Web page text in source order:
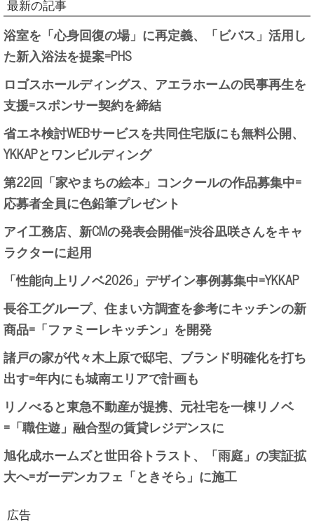
最新の記事
浴室を「心身回復の場」に再定義、「ビバス」活用し
た新入浴法を提案=PHS
ロゴスホールディングス、アエラホームの民事再生を
支援=スポンサー契約を締結
省エネ検討WEBサービスを共同住宅版にも無料公開、
YKKAPとワンビルディング
第22回「家やまちの絵本」コンクールの作品募集中=
応募者全員に色鉛筆プレゼント
アイ工務店、新CMの発表会開催=渋谷凪咲さんをキャ
ラクターに起用
「性能向上リノベ2026」デザイン事例募集中=YKKAP
長谷工グループ、住まい方調査を参考にキッチンの新
商品=「ファミーレキッチン」を開発
諸戸の家が代々木上原で邸宅、ブランド明確化を打ち
出す=年内にも城南エリアで計画も
リノべると東急不動産が提携、元社宅を一棟リノベ
=「職住遊」融合型の賃貸レジデンスに
旭化成ホームズと世田谷トラスト、「雨庭」の実証拡
大へ=ガーデンカフェ「ときそら」に施工
広告